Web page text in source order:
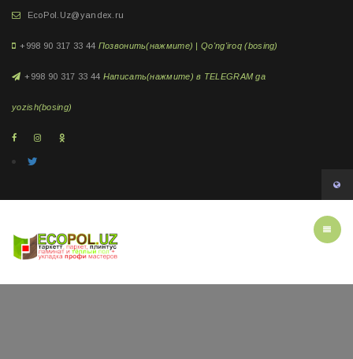
EcoPol.Uz@yandex.ru
+998 90 317 33 44 Позвонить(нажмите) | Qo'ng'iroq (bosing)
+998 90 317 33 44 Написать(нажмите) в TELEGRAM ga
yozish(bosing)